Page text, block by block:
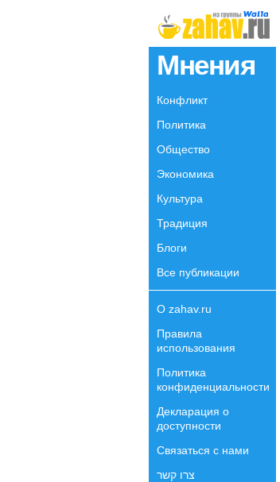
Мнения
Конфликт
Политика
Общество
Экономика
Культура
Традиция
Блоги
Все публикации
О zahav.ru
Правила
использования
Политика
конфиденциальности
Декларация о
доступности
Связаться с нами
צרו קשר